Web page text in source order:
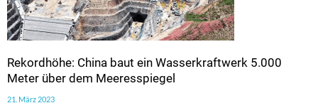
Rekordhöhe: China baut ein Wasserkraftwerk 5.000
Meter über dem Meeresspiegel
21. März 2023